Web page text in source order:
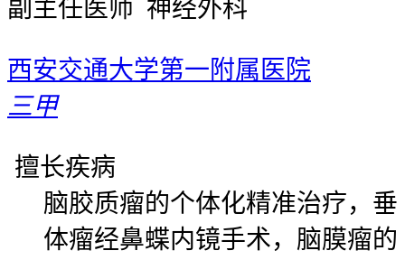
副主任医师 神经外科
西安交通大学第一附属医院
三甲
擅长疾病
脑胶质瘤的个体化精准治疗，垂
体瘤经鼻蝶内镜手术，脑膜瘤的